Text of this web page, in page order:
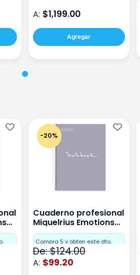
A: $1,199.00
Agregar
-20%
Cuaderno profesional
Miquelrius Emotions
raya 80 hojas Gris
Compra 5 y obten este dto.
De: $124.00
A: $99.20